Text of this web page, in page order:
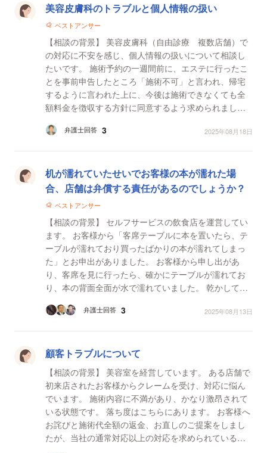
美容皮膚科のトラブルと個人情報の扱い
ベストアンサー
【相談の背景】 美容皮膚科（自由診療 複数店舗）で
の対応に不安を感じ、個人情報の扱いについて相談し
たいです。 施術予約の一週間前に、エステに行ったこ
とを事前申告したところ「施術不可」と言われ、帰宅
するように言われた上に、今後は施術できなくても全
額料金を徴収する方針に同意するよう求められまし
で都度聞...
弁護士回答 3 2025年08月18日
机が濡れていたせいでお客様の本が濡れた場
合、店舗は弁償する責任があるのでしょうか？
ベストアンサー
【相談の背景】 セルフサービスの飲食店を運営してい
ます。 お客様から「客席テーブルに本を置いたら、テ
ーブルが濡れており買ったばかりの本が濡れてしまっ
た」とお申出がありました。 お客様から申し出があ
り、客席を見に行ったら、確かにテーブルが濡れてお
り、本の背面全面が水で濡れていました。 乾かして読
ル...
弁護士回答 3 2025年08月13日
顧客トラブルについて
【相談の背景】 美容室を経営しています。 ある店舗で
初来店されたお客様からクレームを受け、対応に悩ん
でいます。 施術内容に不満があり、かなり激昂されて
いる状態です。 落ち度はこちらにあります。 お客様へ
お詫びと施術代全額の返金、お直しのご提案をしまし
たが、当社の通常対応以上の対応を求められている状